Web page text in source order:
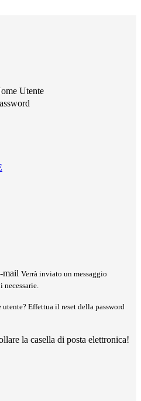
Utente
mail Verrà inviato un messaggio
Effettua il reset della password
la casella di posta elettronica!